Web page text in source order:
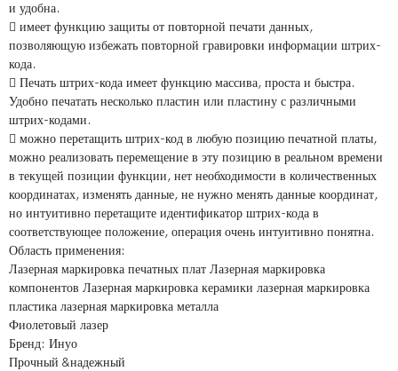
и удобна.
 имеет функцию защиты от повторной печати данных,
позволяющую избежать повторной гравировки информации штрих-
кода.
 Печать штрих-кода имеет функцию массива, проста и быстра.
Удобно печатать несколько пластин или пластину с различными
штрих-кодами.
 можно перетащить штрих-код в любую позицию печатной платы,
можно реализовать перемещение в эту позицию в реальном времени
в текущей позиции функции, нет необходимости в количественных
координатах, изменять данные, не нужно менять данные координат,
но интуитивно перетащите идентификатор штрих-кода в
соответствующее положение, операция очень интуитивно понятна.
Область применения:
Лазерная маркировка печатных плат Лазерная маркировка
компонентов Лазерная маркировка керамики лазерная маркировка
пластика лазерная маркировка металла
Фиолетовый лазер
Бренд: Инуо
Прочный &надежный